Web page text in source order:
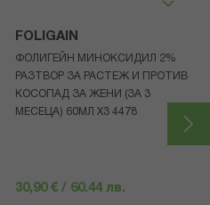
FOLIGAIN
ФОЛИГЕЙН МИНОКСИДИЛ 2%
РАЗТВОР ЗА РАСТЕЖ И ПРОТИВ
КОСОПАД ЗА ЖЕНИ (ЗА 3
МЕСЕЦА) 60МЛ X3 4478
30,90 € / 60.44 лв.